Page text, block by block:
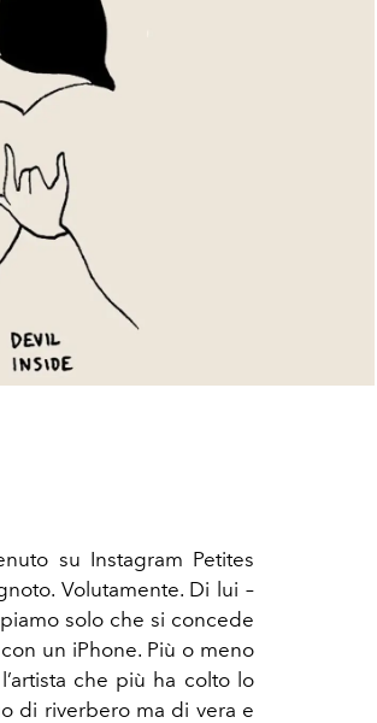
su Instagram Petites
Volutamente. Di lui –
solo che si concede
un iPhone. Più o meno
che più ha colto lo
di riverbero ma di vera e